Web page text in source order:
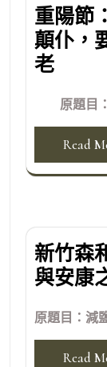
重陽節
顛仆，
老
原題目
Read
新竹森
與安康
原題目：減
Read